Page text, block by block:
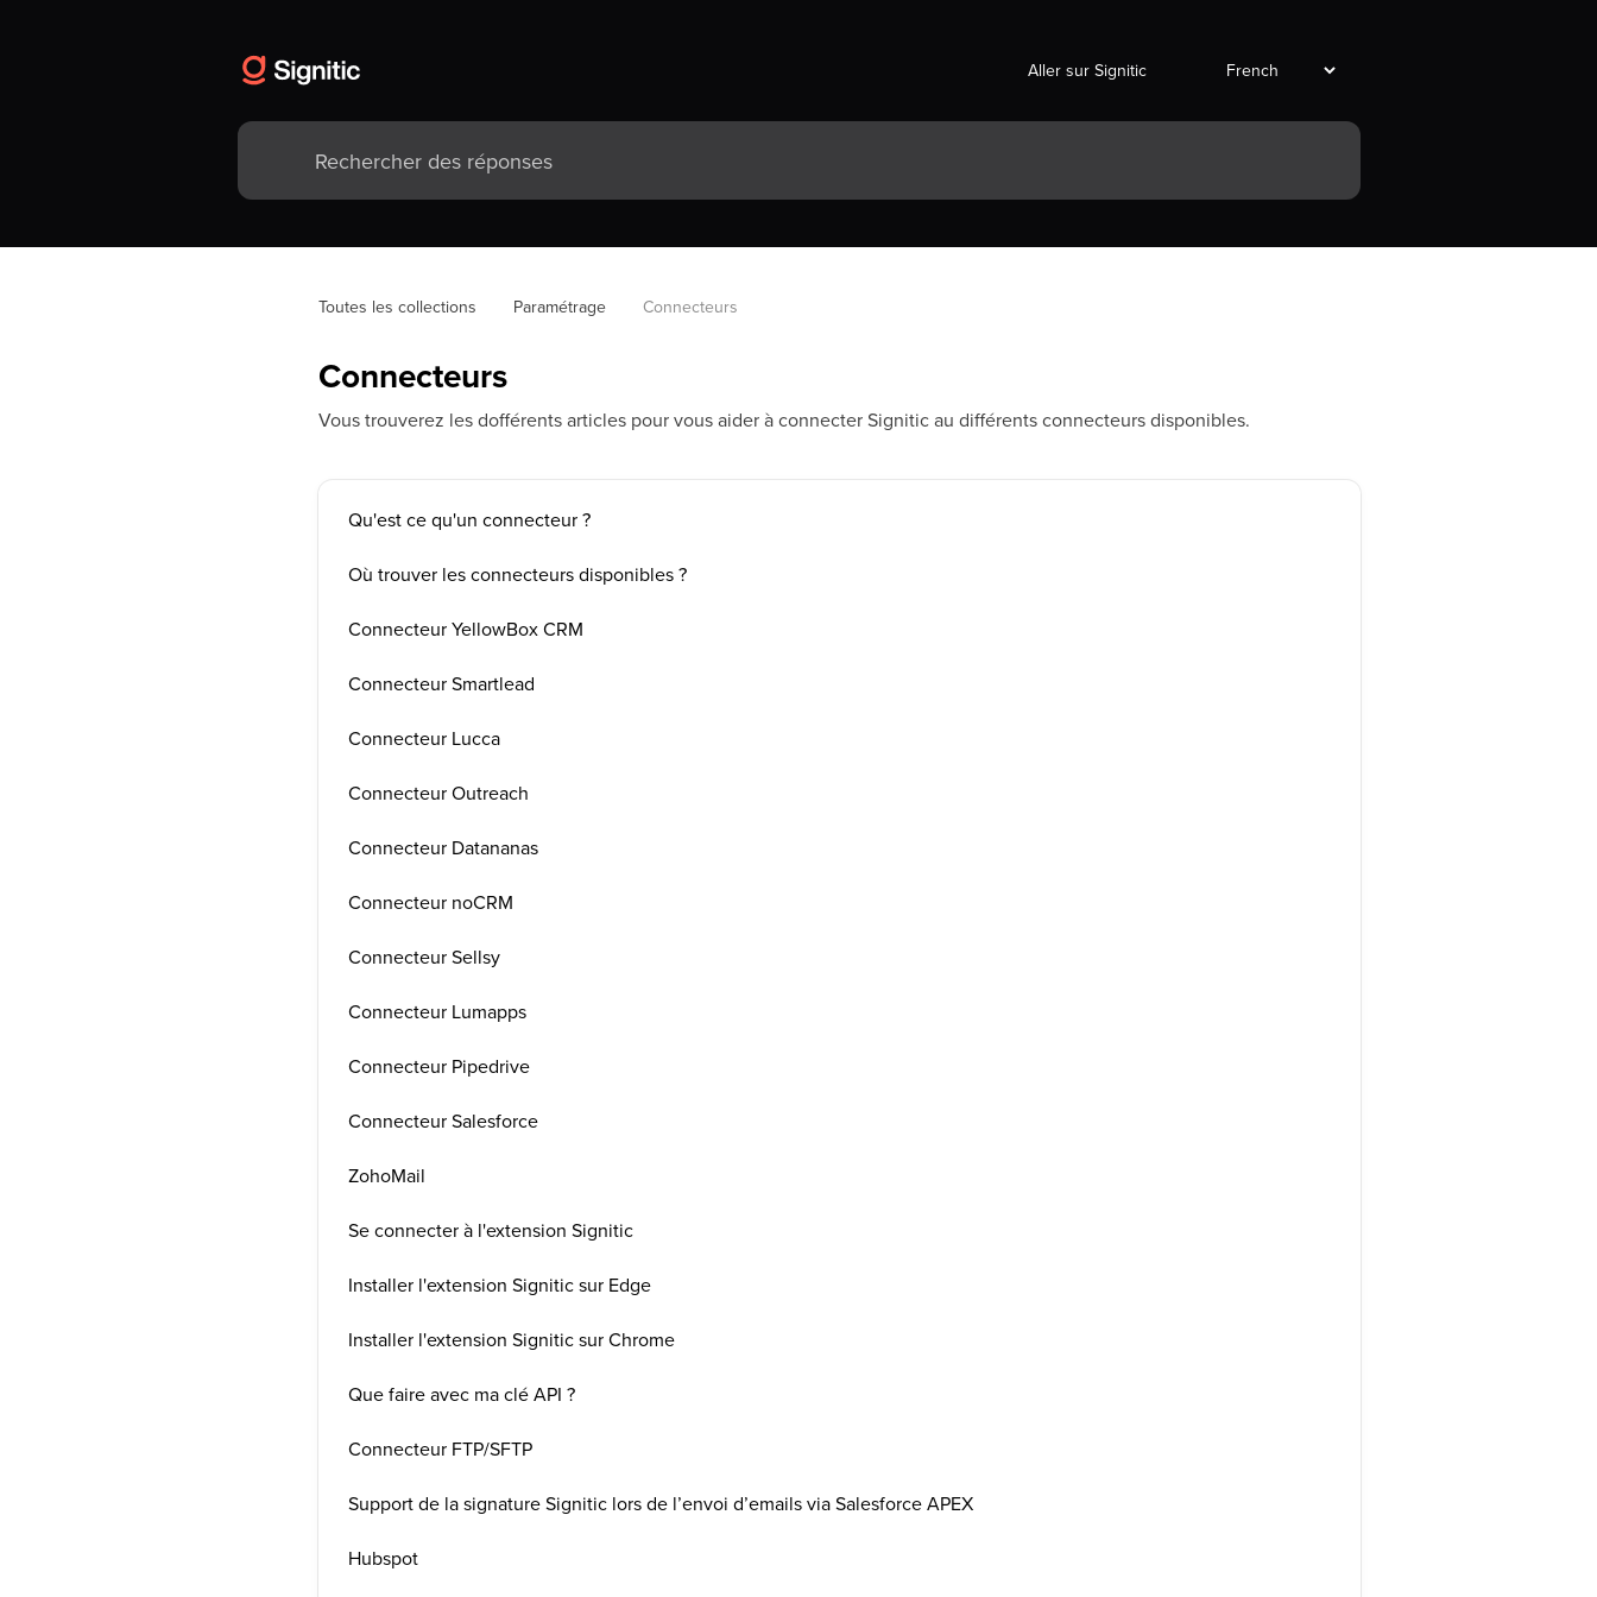
Aller sur Signitic
Toutes les collections Paramétrage Connecteurs
Connecteurs
Vous trouverez les dofférents articles pour vous aider à connecter Signitic au différents connecteurs disponibles.
Qu'est ce qu'un connecteur ?
Où trouver les connecteurs disponibles ?
Connecteur YellowBox CRM
Connecteur Smartlead
Connecteur Lucca
Connecteur Outreach
Connecteur Datananas
Connecteur noCRM
Connecteur Sellsy
Connecteur Lumapps
Connecteur Pipedrive
Connecteur Salesforce
ZohoMail
Se connecter à l'extension Signitic
Installer l'extension Signitic sur Edge
Installer l'extension Signitic sur Chrome
Que faire avec ma clé API ?
Connecteur FTP/SFTP
Support de la signature Signitic lors de l’envoi d’emails via Salesforce APEX
Hubspot